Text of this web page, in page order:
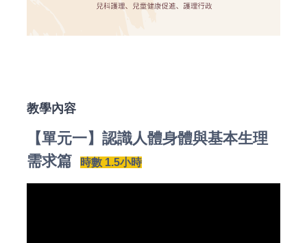
教學內容
【單元一】認識人體身體與基本生理
需求篇
時數 1.5小時